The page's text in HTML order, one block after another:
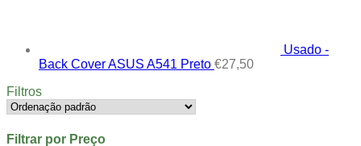
Usado -
Back Cover ASUS A541 Preto €27,50
Filtros
Filtrar por Preço